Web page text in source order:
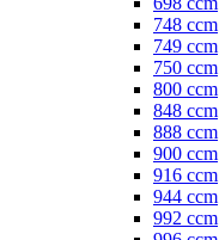
748 ccm
749 ccm
750 ccm
800 ccm
848 ccm
888 ccm
900 ccm
916 ccm
944 ccm
992 ccm